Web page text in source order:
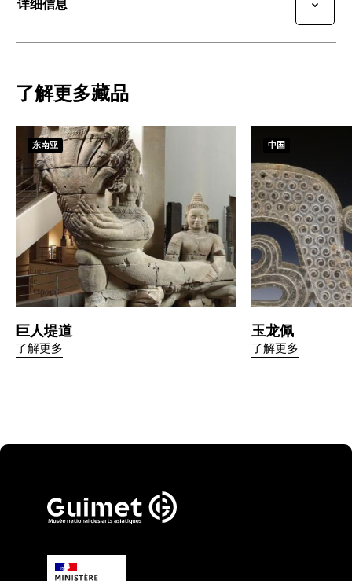
详细信息
了解更多藏品
东南亚
巨人堤道
了解更多
中国
玉龙佩
了解更多